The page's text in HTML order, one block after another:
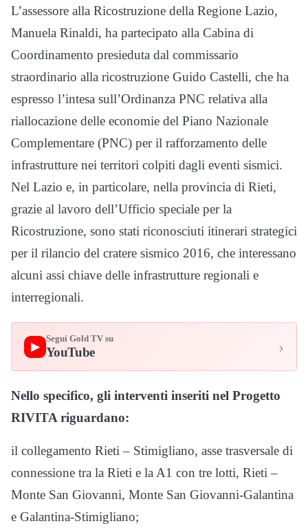
L’assessore alla Ricostruzione della Regione Lazio,
Manuela Rinaldi, ha partecipato alla Cabina di
Coordinamento presieduta dal commissario
straordinario alla ricostruzione Guido Castelli, che ha
espresso l’intesa sull’Ordinanza PNC relativa alla
riallocazione delle economie del Piano Nazionale
Complementare (PNC) per il rafforzamento delle
infrastrutture nei territori colpiti dagli eventi sismici.
Nel Lazio e, in particolare, nella provincia di Rieti,
grazie al lavoro dell’Ufficio speciale per la
Ricostruzione, sono stati riconosciuti itinerari strategici
per il rilancio del cratere sismico 2016, che interessano
alcuni assi chiave delle infrastrutture regionali e
interregionali.
▶
Segui Gold TV su
YouTube ›
Nello specifico, gli interventi inseriti nel Progetto
RIVITA riguardano:
il collegamento Rieti – Stimigliano, asse trasversale di
connessione tra la Rieti e la A1 con tre lotti, Rieti –
Monte San Giovanni, Monte San Giovanni-Galantina
e Galantina-Stimigliano;